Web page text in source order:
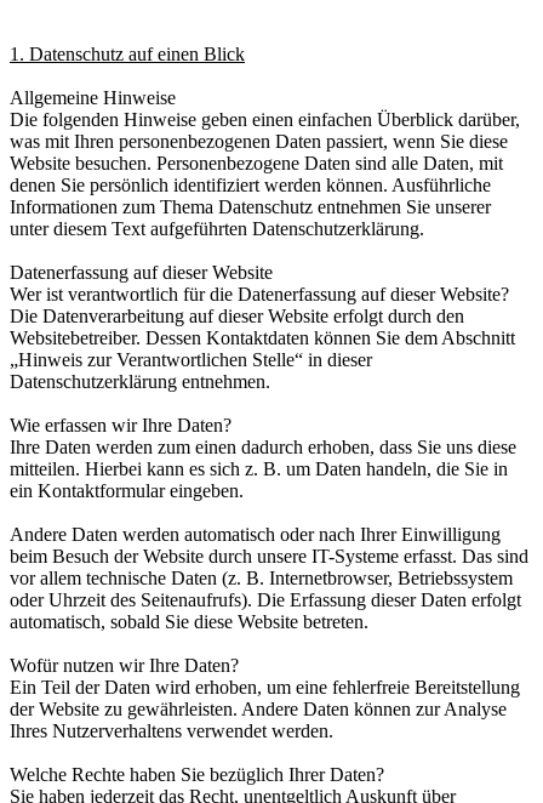
1. Datenschutz auf einen Blick
Allgemeine Hinweise
Die folgenden Hinweise geben einen einfachen Überblick darüber,
was mit Ihren personenbezogenen Daten passiert, wenn Sie diese
Website besuchen. Personenbezogene Daten sind alle Daten, mit
denen Sie persönlich identifiziert werden können. Ausführliche
Informationen zum Thema Datenschutz entnehmen Sie unserer
unter diesem Text aufgeführten Datenschutzerklärung.
Datenerfassung auf dieser Website
Wer ist verantwortlich für die Datenerfassung auf dieser Website?
Die Datenverarbeitung auf dieser Website erfolgt durch den
Websitebetreiber. Dessen Kontaktdaten können Sie dem Abschnitt
„Hinweis zur Verantwortlichen Stelle“ in dieser
Datenschutzerklärung entnehmen.
Wie erfassen wir Ihre Daten?
Ihre Daten werden zum einen dadurch erhoben, dass Sie uns diese
mitteilen. Hierbei kann es sich z. B. um Daten handeln, die Sie in
ein Kontaktformular eingeben.
Andere Daten werden automatisch oder nach Ihrer Einwilligung
beim Besuch der Website durch unsere IT-Systeme erfasst. Das sind
vor allem technische Daten (z. B. Internetbrowser, Betriebssystem
oder Uhrzeit des Seitenaufrufs). Die Erfassung dieser Daten erfolgt
automatisch, sobald Sie diese Website betreten.
Wofür nutzen wir Ihre Daten?
Ein Teil der Daten wird erhoben, um eine fehlerfreie Bereitstellung
der Website zu gewährleisten. Andere Daten können zur Analyse
Ihres Nutzerverhaltens verwendet werden.
Welche Rechte haben Sie bezüglich Ihrer Daten?
Sie haben jederzeit das Recht, unentgeltlich Auskunft über